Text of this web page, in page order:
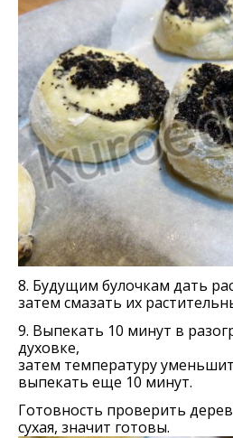
8. Будущим булочкам дать
затем смазать их
9. Выпекать 10 минут в
духовке,
затем температуру
выпекать еще 10 минут.
Готовность проверить
сухая, значит готовы.